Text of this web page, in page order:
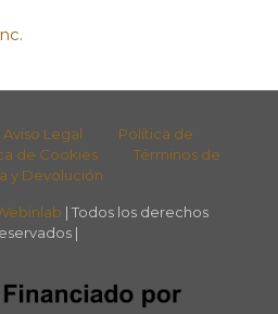
Aviso Legal
Política de
de Cookies
Términos de
y Devolución
| Todos los derechos
|